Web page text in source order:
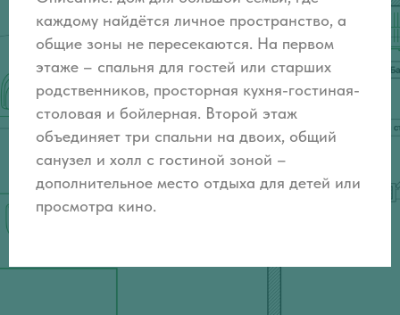
каждому найдётся личное пространство, а
общие зоны не пересекаются. На первом
этаже – спальня для гостей или старших
родственников, просторная кухня-гостиная-
столовая и бойлерная. Второй этаж
объединяет три спальни на двоих, общий
санузел и холл с гостиной зоной –
дополнительное место отдыха для детей или
просмотра кино.